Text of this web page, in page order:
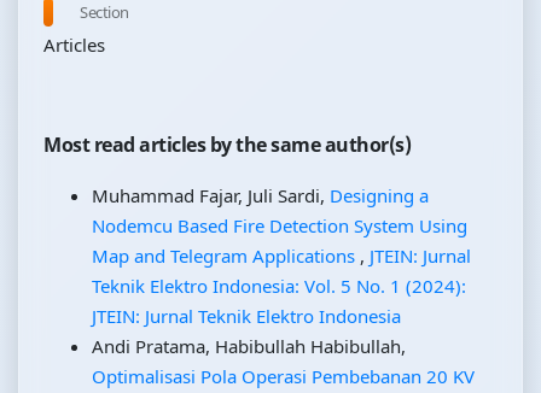
Section
Articles
Most read articles by the same author(s)
Muhammad Fajar, Juli Sardi, Designing a
Nodemcu Based Fire Detection System Using
Map and Telegram Applications , JTEIN: Jurnal
Teknik Elektro Indonesia: Vol. 5 No. 1 (2024):
JTEIN: Jurnal Teknik Elektro Indonesia
Andi Pratama, Habibullah Habibullah,
Optimalisasi Pola Operasi Pembebanan 20 KV